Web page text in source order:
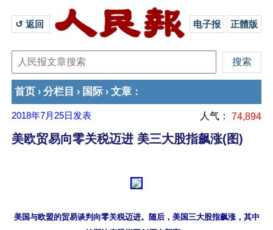
↺ 返回 电子报 正體版
首页 › 分栏目 › 国际 › 文章 ：
2018年7月25日 发表 人气： 74,894
美欧贸易向零关税迈进 美三大股指飙涨(图)
美国与欧盟的贸易谈判向零关税迈进。随后，美国三大股指飙涨，其中